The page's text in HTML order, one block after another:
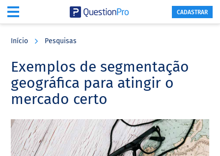
content
sidebar
CADASTRAR
Início Pesquisas
Exemplos de segmentação
geográfica para atingir o
mercado certo